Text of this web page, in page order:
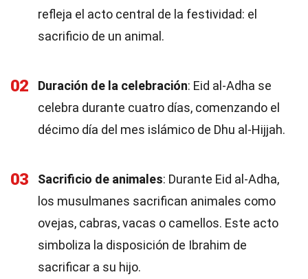
refleja el acto central de la festividad: el
sacrificio de un animal.
02 Duración de la celebración: Eid al-Adha se
celebra durante cuatro días, comenzando el
décimo día del mes islámico de Dhu al-Hijjah.
03 Sacrificio de animales: Durante Eid al-Adha,
los musulmanes sacrifican animales como
ovejas, cabras, vacas o camellos. Este acto
simboliza la disposición de Ibrahim de
sacrificar a su hijo.